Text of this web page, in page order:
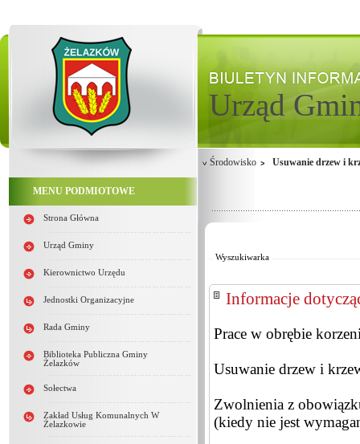
Urząd
MENU PODMIOTOWE
Strona Główna
Urząd Gminy
Kierownictwo Urzędu
Jednostki Organizacyjne
Rada Gminy
Biblioteka Publiczna Gminy
Żelazków
Sołectwa
Zakład Usług Komunalnych W
Żelazkowie
Środowisko Usuwanie drzew i
Wyszukiwarka
Informacje
Prace w obrębie
Usuwanie drzew i
Zwolnienia z
(kiedy nie jest